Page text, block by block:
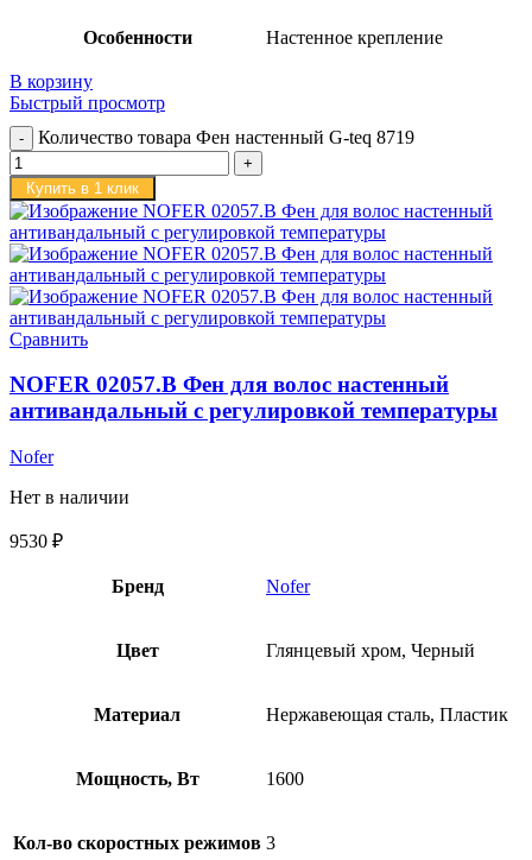
Особенности Настенное крепление
В корзину
Быстрый просмотр
Количество товара Фен настенный G-teq 8719
Купить в 1 клик
Сравнить
NOFER 02057.B Фен для волос настенный
антивандальный с регулировкой температуры
Nofer
Нет в наличии
9530 ₽
Бренд Nofer
Цвет Глянцевый хром, Черный
Материал Нержавеющая сталь, Пластик
Мощность, Вт 1600
Кол-во скоростных режимов 3